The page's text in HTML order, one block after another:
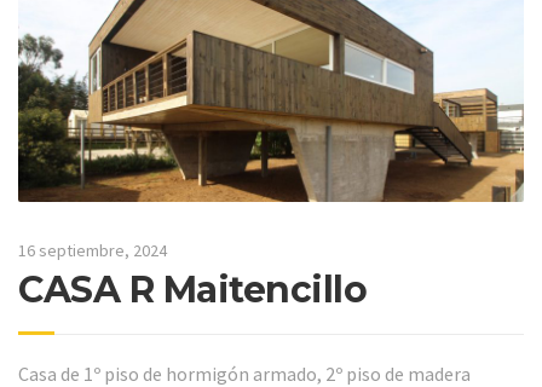
16 septiembre, 2024
CASA R Maitencillo
Casa de 1º piso de hormigón armado, 2º piso de madera